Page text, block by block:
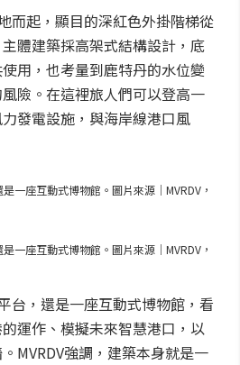
而起，顯目的深紅色外掛階梯從
體建築採高架式結構設計，底
用，也考量到鹿特丹的水位變
險。在這裡旅人們可以登高一
發電設施，與海岸線港口風
一座互動式博物館。圖片來源｜MVRDV，
一座互動式博物館。圖片來源｜MVRDV，
台，還是一座互動式博物館，看
運作、模擬未來智慧港口，以
MVRDV強調，建築本身就是一